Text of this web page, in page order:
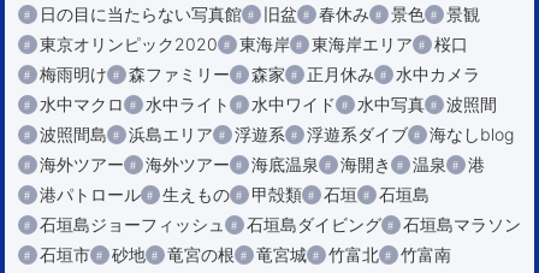
日の目に当たらない写真館
旧盆 春休み 景色
景観
東京オリンピック2020
東海岸 東海岸エリア
桜口
梅雨明け
森ファミリー 森家 正月休み
水中カメラ
水中マクロ
水中ライト 水中ワイド 水中写真
波照間
波照間島
浜島エリア 浮遊系 浮遊系ダイブ
海なしblog
海外ツアー
海外ツアー 海底温泉 海開き 温泉
港
港パトロール
生えもの 甲殻類 石垣
石垣島
石垣島ジョーフィッシュ
石垣島ダイビング
石垣島マラソン
石垣市
砂地 竜宮の根 竜宮城 竹富北
竹富南